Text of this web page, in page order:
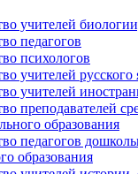
учителей
педагогов
психологов
учителей русского
учителей
преподавателей
образования
педагогов
образования